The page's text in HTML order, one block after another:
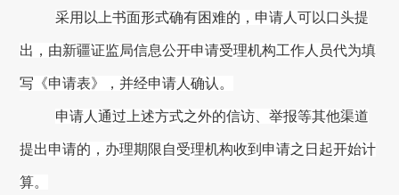
采用以上书面形式确有困难的，申请人可以口头提
出，由新疆证监局信息公开申请受理机构工作人员代为填
写《申请表》，并经申请人确认。
申请人通过上述方式之外的信访、举报等其他渠道
提出申请的，办理期限自受理机构收到申请之日起开始计
算。